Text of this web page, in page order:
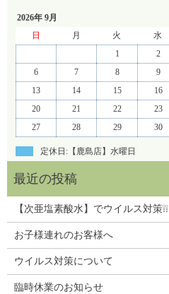
2026年 9月
日
月 火 水
1
2
6
7 8 9
13
14 15 16
20
21 22 23
27
28 29 30
定休日:【鹿島店】水曜日
【次亜塩素酸水】でウイルス対策❕❕
お子様連れのお客様へ
ウイルス対策について
臨時休業のお知らせ